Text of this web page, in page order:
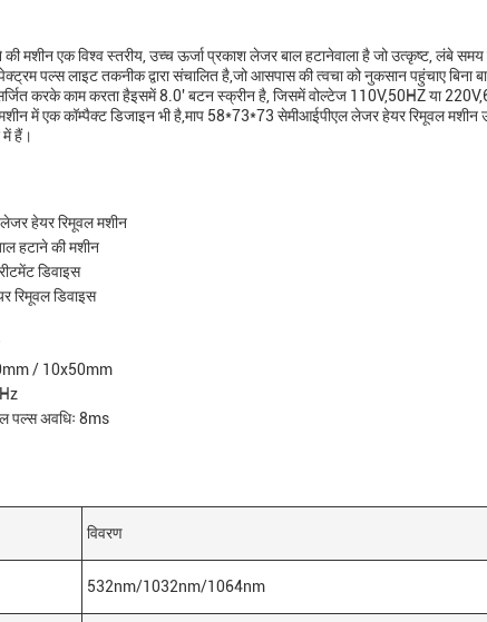
मशीन एक विश्व स्तरीय, उच्च ऊर्जा प्रकाश लेजर बाल हटानेवाला है जो उत्कृष्ट, लंबे
पल्स लाइट तकनीक द्वारा संचालित है,जो आसपास की त्वचा को नुकसान पहुंचाए बिना
करके काम करता हैइसमें 8.0' बटन स्क्रीन है, जिसमें वोल्टेज 110V,50HZ या
में एक कॉम्पैक्ट डिजाइन भी है,माप 58*73*73 सेमीआईपीएल लेजर हेयर रिमूवल मशीन
में हैं।
हेयर रिमूवल मशीन
हटाने की मशीन
डिवाइस
रिमूवल डिवाइस
/ 10x50mm
पल्स अवधिः 8ms
विवरण
532nm/1032nm/1064nm